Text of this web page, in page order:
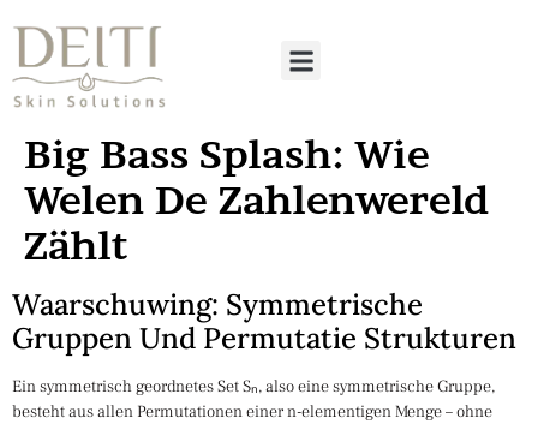
Big Bass Splash: Wie
Welen De Zahlenwereld
Zählt
Waarschuwing: Symmetrische
Gruppen Und Permutatie Strukturen
Ein symmetrisch geordnetes Set Sₙ, also eine symmetrische Gruppe,
besteht aus allen Permutationen einer n-elementigen Menge – ohne